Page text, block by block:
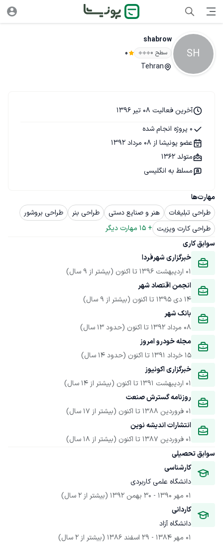
SH
shabrow
سطح ۰ 0
Tehran
مهارت‌ها
طراحی تبلیغات
هنر و صنایع دستی طراحی بنر
طراحی بروشور
طراحی کارت ویزیت +
15 مهارت دیگر
سوابق کاری
خبرگزاری شهرفردا
01 اردیبهشت 1396
تا اکنون (بیشتر از 9 سال)
انجمن اقتصاد شهر
14 دی 1395
تا اکنون (بیشتر از 9 سال)
بانک شهر
08 مرداد 1392
تا اکنون (حدود 13 سال)
مجله خودرو امروز
15 خرداد 1391
تا اکنون (حدود 14 سال)
خبرگزاری اکونیوز
01 اردیبهشت 1391
تا اکنون (بیشتر از 14 سال)
روزنامه گسترش صنعت
01 فروردین 1388
تا اکنون (بیشتر از 17 سال)
انتشارات اندیشه نوین
01 فروردین 1387
تا اکنون (بیشتر از 18 سال)
سوابق تحصیلی
کارشناسی
دانشگاه علمی کاربردی
01 مهر 1390
- 30 بهمن 1392
(بیشتر از 2 سال)
کاردانی
دانشگاه آزاد
01 مهر 1384
- 29 اسفند 1386 (بیشتر از 2 سال)
آخرین فعالیت 08 تیر 1396
0 پروژه انجام شده
عضو پونیشا از 08 مرداد 1392
متولد 1362
مسلط به انگلیسی